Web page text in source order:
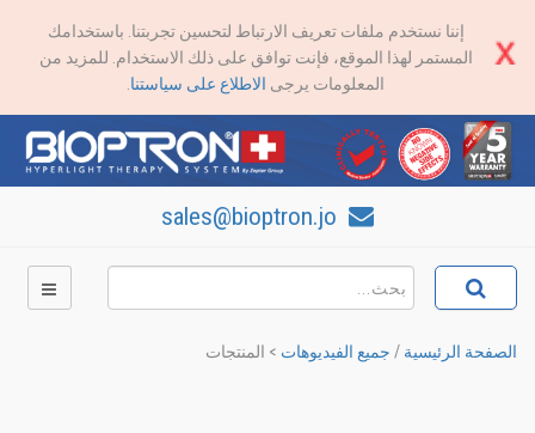
إننا نستخدم ملفات تعريف الارتباط لتحسين تجربتنا. باستخدامك
المستمر لهذا الموقع، فإنت توافق على ذلك الاستخدام. للمزيد من
المعلومات يرجى الاطلاع على سياستنا
الصفحة الرئيسية / جميع الفيديوهات > المنتجات